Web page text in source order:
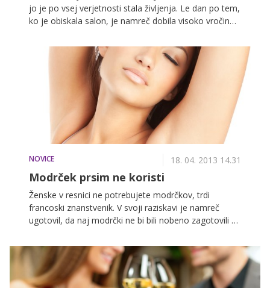
jo je po vsej verjetnosti stala življenja. Le dan po tem,
ko je obiskala salon, je namreč dobila visoko vročino,
tetovaža, študentka jih je oboževala in bila je zvesta
enemu tetovatorju. A tokrat je nekaj šlo hudo narobe.
NOVICE 18. 04. 2013 14.31
Modrček prsim ne koristi
Ženske v resnici ne potrebujete modrčkov, trdi
francoski znanstvenik. V svoji raziskavi je namreč
ugotovil, da naj modrčki ne bi bili nobeno zagotovili v
zdravje žensk. Njegova študija zanika pozitivne učinke
nošenja modrčka, ravno nasprotno, prav nič naj ne bi
koristil ženski hrbtenici.